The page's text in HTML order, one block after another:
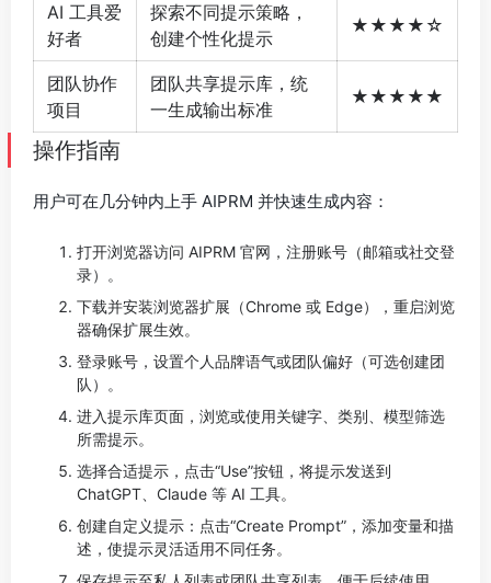
AI 工具爱
好者
探索不同提示策略，
创建个性化提示
★★★★☆
团队协作
项目
团队共享提示库，统
一生成输出标准
★★★★★
操作指南
用户可在几分钟内上手 AIPRM 并快速生成内容：
打开浏览器访问 AIPRM 官网，注册账号（邮箱或社交登
录）。
下载并安装浏览器扩展（Chrome 或 Edge），重启浏览
器确保扩展生效。
登录账号，设置个人品牌语气或团队偏好（可选创建团
队）。
进入提示库页面，浏览或使用关键字、类别、模型筛选
所需提示。
选择合适提示，点击“Use”按钮，将提示发送到
ChatGPT、Claude 等 AI 工具。
创建自定义提示：点击“Create Prompt”，添加变量和描
述，使提示灵活适用不同任务。